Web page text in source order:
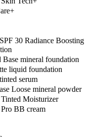
30 Radiance Boosting
Base mineral foundation
liquid foundation
serum
Loose mineral powder
Moisturizer
BB cream